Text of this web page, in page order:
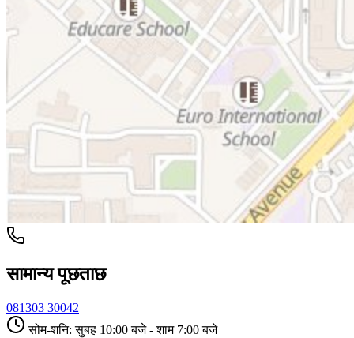
सामान्य पूछताछ
081303 30042
सोम-शनि: सुबह 10:00 बजे - शाम 7:00 बजे